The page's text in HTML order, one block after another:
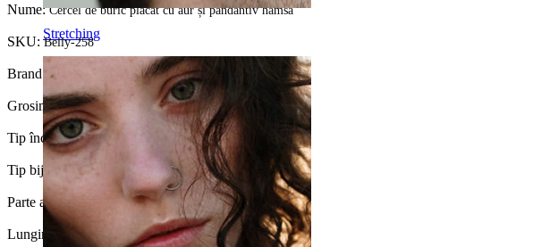
Stretching
Nume:Cercel de buric placat cu aur și pandantiv hamsa
SKU:Belly-258
Brand: Bodymod Trend
Grosimea firului:1,6 mm
Tip încuietoare:
Tip bijuterie: Barbell
Parte a corpului: Buric
Lungime:10 mm